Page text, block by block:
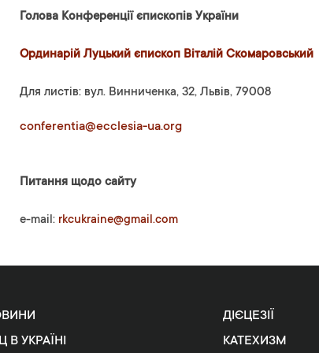
Голова Конференції єпископів України
Ординарій Луцький єпископ Віталій Скомаровський
Для листів: вул. Винниченка, 32, Львів, 79008
conferentia@ecclesia-ua.org
Питання щодо сайту
e-mail: rkcukraine@gmail.com
В УКРАЇНІ
ДІЄЦЕЗІЇ
КАТЕХИЗМ